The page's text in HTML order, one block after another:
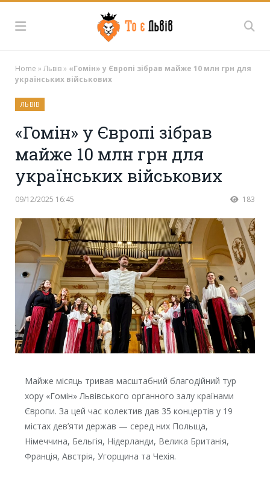
Home »Львів» «Гомін» у Європі зібрав майже 10 млн грн для
українських військових
ЛЬВІВ
«Гомін» у Європі зібрав
майже 10 млн грн для
українських військових
09/12/2025 16:45 183
Майже місяць тривав масштабний благодійний тур
хору «Гомін» Львівського органного залу країнами
Європи. За цей час колектив дав 35 концертів у 19
містах дев’яти держав — серед них Польща,
Німеччина, Бельгія, Нідерланди, Велика Британія,
Франція, Австрія, Угорщина та Чехія.